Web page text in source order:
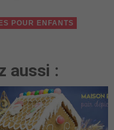
POUR ENFANTS
aussi :